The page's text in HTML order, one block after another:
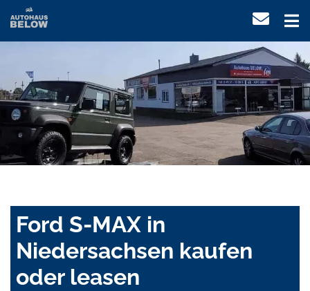
Ford S-MAX in
Niedersachsen kaufen
oder leasen